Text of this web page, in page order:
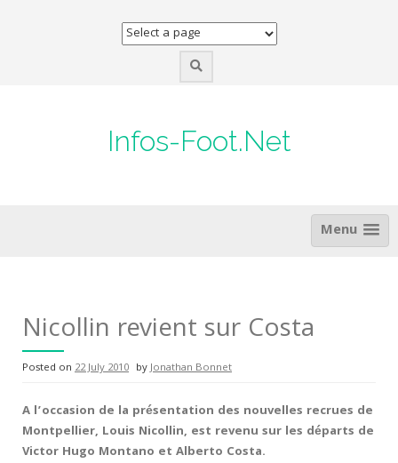
Infos-Foot.Net
Menu
Nicollin revient sur Costa
Posted on 22 July 2010 byJonathan Bonnet
A l’occasion de la présentation des nouvelles recrues de
Montpellier, Louis Nicollin, est revenu sur les départs de
Victor Hugo Montano et Alberto Costa.